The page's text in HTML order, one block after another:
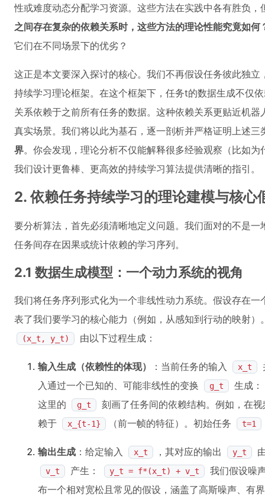
性或难度动态分配学习资源。这些方法在实践中各有胜负
之间存在复杂的依赖关系时，这些方法的理论性能究竟如何
它们在不同场景下的优劣？
这正是本文要深入探讨的核心。我们不再假设任务彼此独
持续学习理论框架。在这个框架下，任务t的数据生成不仅
关系依赖于之前所有任务的数据。这种依赖关系更贴近机
真实场景。我们将以此为基石，逐一剖析并严格证明上述三
界。你会发现，理论分析不仅能解释很多经验观察（比如
我们设计更鲁棒、更高效的持续学习算法提供清晰的指引。
2. 依赖任务持续学习的理论建模与核心
要分析算法，首先必须清晰地定义问题。我们面对的不是
任务间存在因果或统计依赖的学习序列。
2.1 数据生成模型：一个动力系统的视角
我们将任务序列形式化为一个非线性动力系统。假设存在
表了我们要学习的核心能力（例如，从感知到行动的映射
(x_t, y_t) 由以下过程生成：
输入生成（依赖性的体现） ：当前任务的输入 x_t
入通过一个已知的、可能非线性的变换
g_t
生成：
这里的
g_t
刻画了任务间的依赖结构。例如，在
赖于
x_{t-1} （前一帧的特征）。初始任务 t=1
输出生成 ：给定输入 x_t ，其对应的输出 y_t
v_t 产生： y_t = f*(x_t) + v_t
我们假设噪
布一个相对宽松且常见的假设，涵盖了高斯噪声、有